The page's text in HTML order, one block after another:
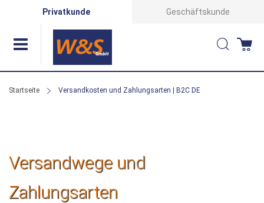
Privatkunde Geschäftskunde
Suche
Startseite Versandkosten und Zahlungsarten | B2C DE
Versandwege und
Zahlungsarten